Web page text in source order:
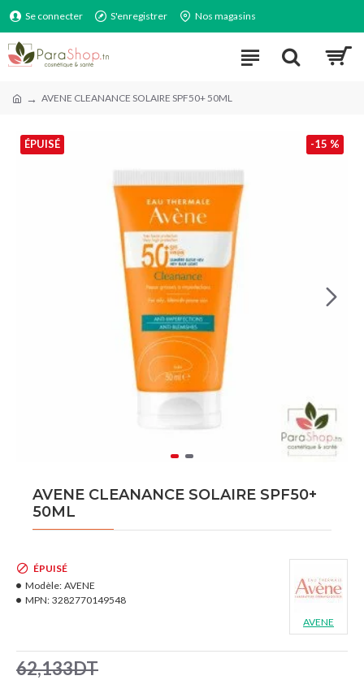
Se connecter S'enregistrer Nos magasins
AVENE CLEANANCE SOLAIRE SPF50+ 50ML
-15 %
ÉPUISÉ
AVENE CLEANANCE SOLAIRE SPF50+
50ML
62,133DT
ÉPUISÉ
Modèle: AVENE
MPN: 3282770149548
AVENE